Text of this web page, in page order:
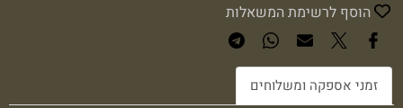
הוסף לרשימת המשאלות
זמני אספקה ומשלוחים